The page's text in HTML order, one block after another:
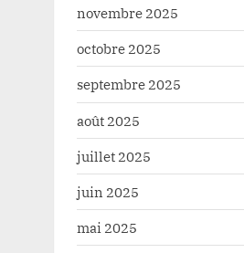
novembre 2025
octobre 2025
septembre 2025
août 2025
juillet 2025
juin 2025
mai 2025